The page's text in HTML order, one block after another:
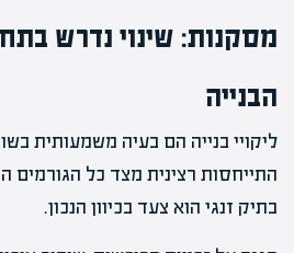
מסקנות: שינוי נדרש
הבנייה
ליקויי בנייה הם בעיה משמעותית
התייחסות רצינית מצד כל הגורמים
בתיק זנגי הוא צעד בכיוון הנכון.